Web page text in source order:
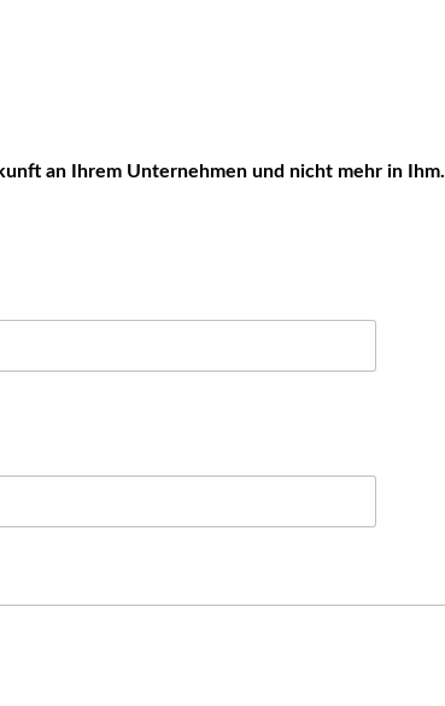
an Ihrem Unternehmen und nicht mehr in Ihm.